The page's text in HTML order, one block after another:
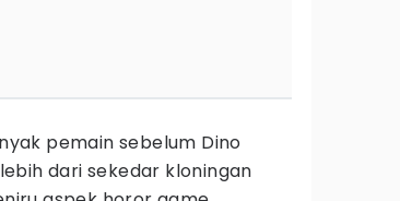
pemain sebelum Dino
dari sekedar kloningan